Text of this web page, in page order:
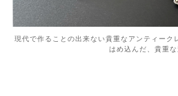
現代で作ることの出来ない貴重なアンティーク
はめ込んだ、貴重な